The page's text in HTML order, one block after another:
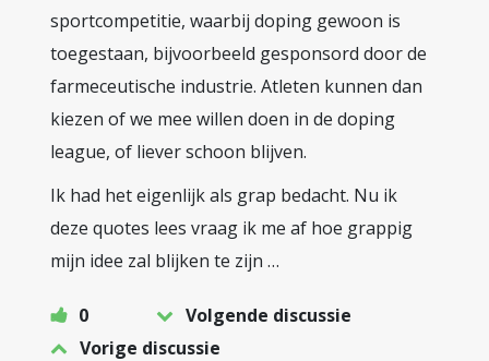
sportcompetitie, waarbij doping gewoon is
toegestaan, bijvoorbeeld gesponsord door de
farmeceutische industrie. Atleten kunnen dan
kiezen of we mee willen doen in de doping
league, of liever schoon blijven.
Ik had het eigenlijk als grap bedacht. Nu ik
deze quotes lees vraag ik me af hoe grappig
mijn idee zal blijken te zijn …
0
Volgende discussie
Vorige discussie